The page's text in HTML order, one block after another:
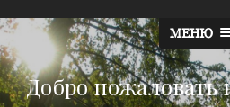
МЕНЮ
Добро пожаловать